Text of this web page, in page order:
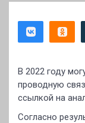
В 2022 году
проводную
ссылкой на
Согласно